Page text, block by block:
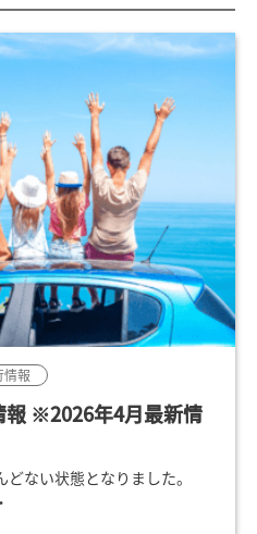
情報
報 ※2026年4月最新情
ない状態となりました。